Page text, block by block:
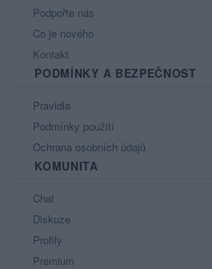
Podpořte nás
Co je nového
Kontakt
PODMÍNKY A BEZPEČNOST
Pravidla
Podmínky použití
Ochrana osobních údajů
KOMUNITA
Chat
Diskuze
Profily
Premium